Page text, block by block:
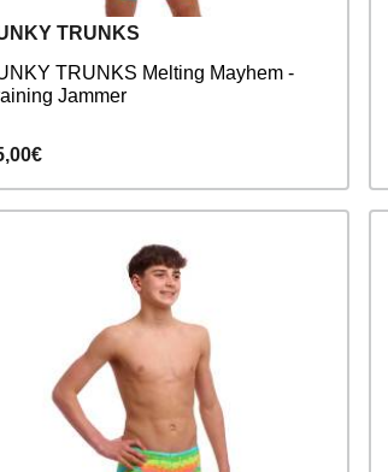
TRUNKS
TRUNKS Melting Mayhem -
Jammer